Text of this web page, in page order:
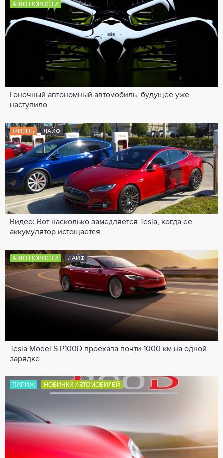
АВТО НОВОСТИ
Гоночный автономный автомобиль, будущее уже
наступило
ЖИЗНЬ ЛАЙФ
Видео: Вот насколько замедляется Tesla, когда ее
аккумулятор истощается
АВТО НОВОСТИ ЛАЙФ
Tesla Model S P100D проехала почти 1000 км на одной
зарядке
ПАРИЖ НОВИНКИ АВТОМОБИЛЕЙ